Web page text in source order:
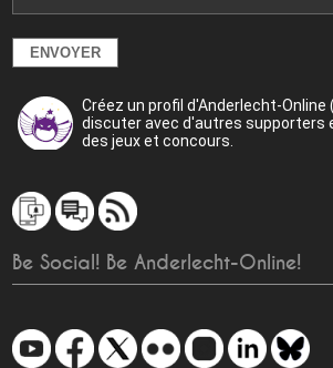
Créez un profil d'Anderlecht-
discuter avec d'autres supporters
des jeux et concours.
Be Social! Be Anderlecht-Online!